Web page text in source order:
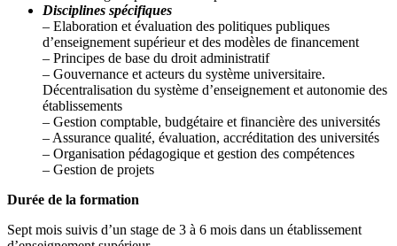
Disciplines spécifiques
– Elaboration et évaluation des politiques publiques
d’enseignement supérieur et des modèles de financement
– Principes de base du droit administratif
– Gouvernance et acteurs du système universitaire.
Décentralisation du système d’enseignement et autonomie des
établissements
– Gestion comptable, budgétaire et financière des universités
– Assurance qualité, évaluation, accréditation des universités
– Organisation pédagogique et gestion des compétences
– Gestion de projets
Durée de la formation
Sept mois suivis d’un stage de 3 à 6 mois dans un établissement